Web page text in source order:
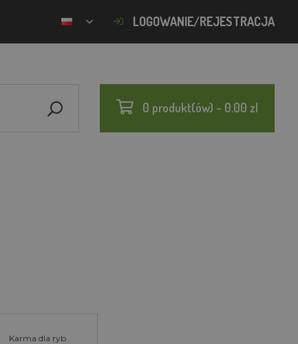
LOGOWANIE/REJESTRACJA
0 produkt(ów) - 0.00 zl
Karma dla ryb